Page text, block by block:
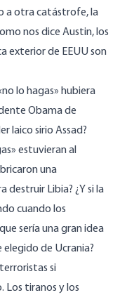
a otra catástrofe, la
nos dice Austin, los
exterior de EEUU son
lo hagas» hubiera
Obama de
laico sirio Assad?
estuvieran al
una
destruir Libia? ¿Y si la
cuando los
sería una gran idea
de Ucrania?
si
Los tiranos y los